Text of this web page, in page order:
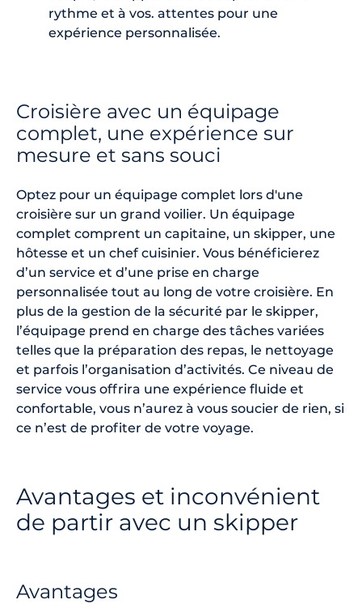
rythme et à vos. attentes pour une
expérience personnalisée.
Croisière avec un équipage
complet, une expérience sur
mesure et sans souci
Optez pour un équipage complet lors d'une
croisière sur un grand voilier. Un équipage
complet comprent un capitaine, un skipper, une
hôtesse et un chef cuisinier. Vous bénéficierez
d’un service et d’une prise en charge
personnalisée tout au long de votre croisière. En
plus de la gestion de la sécurité par le skipper,
l’équipage prend en charge des tâches variées
telles que la préparation des repas, le nettoyage
et parfois l’organisation d’activités. Ce niveau de
service vous offrira une expérience fluide et
confortable, vous n’aurez à vous soucier de rien, si
ce n’est de profiter de votre voyage.
Avantages et inconvénient
de partir avec un skipper
Avantages